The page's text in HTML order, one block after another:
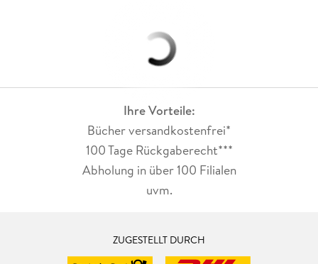
Ihre Vorteile:
Bücher versandkostenfrei*
100 Tage Rückgaberecht***
Abholung in über 100 Filialen
uvm.
ZUGESTELLT DURCH